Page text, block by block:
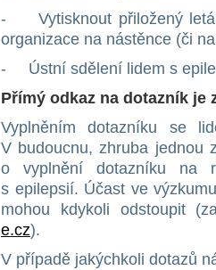
- Vytisknout přiložený
organizace na nástěnce (či
- Ústní sdělení lidem s
Přímý odkaz na dotazník je
Vyplněním dotazníku se
V budoucnu, zhruba jednou
o vyplnění dotazníku na
s epilepsií. Účast ve
mohou kdykoli odstoupit
e.cz).
V případě jakýchkoli dotazů